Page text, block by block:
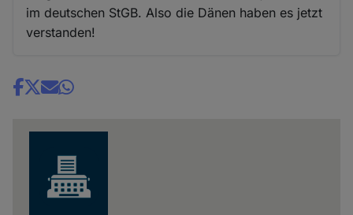
im deutschen StGB. Also die Dänen haben es jetzt
verstanden!
Share